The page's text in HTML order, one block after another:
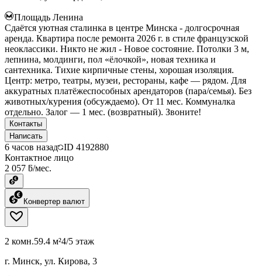
Площадь Ленина
Сдаётся уютная сталинка в центре Минска - долгосрочная
аренда. Квартира после ремонта 2026 г. в стиле французской
неоклассики. Никто не жил - Новое состояние. Потолки 3 м,
лепнина, молдинги, пол «ёлочкой», новая техника и
сантехника. Тихие кирпичные стены, хорошая изоляция.
Центр: метро, театры, музеи, рестораны, кафе — рядом. Для
аккуратных платёжеспособных арендаторов (пара/семья). Без
животных/курения (обсуждаемо). От 11 мес. Коммуналка
отдельно. Залог — 1 мес. (возвратный). Звоните!
Контакты
Написать
6 часов назад ID 4192880
Контактное лицо
2 057 ƃ/мес.
Конвертер валют
2 комн.59.4 м²4/5 этаж
г. Минск, ул. Кирова, 3